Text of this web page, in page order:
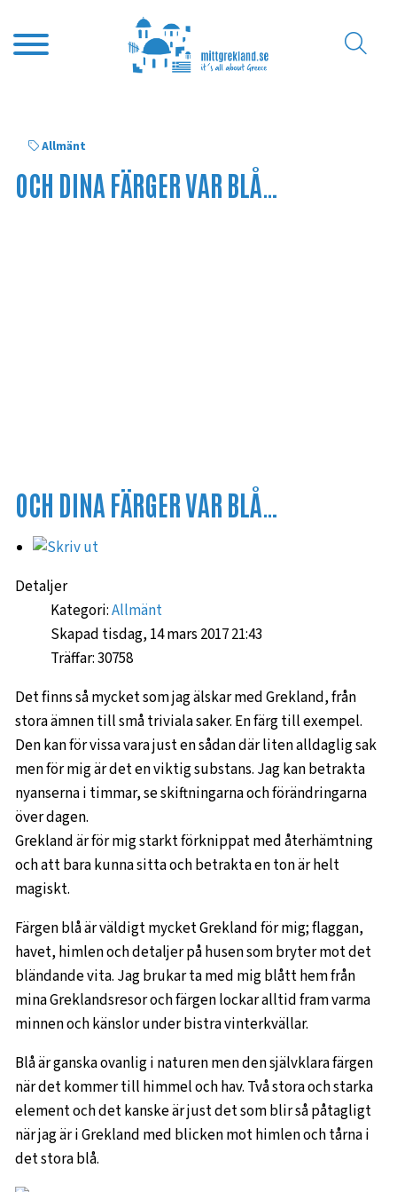
Allmänt
OCH DINA FÄRGER VAR BLÅ…
OCH DINA FÄRGER VAR BLÅ…
Detaljer
Kategori:Allmänt
Skapad tisdag, 14 mars 2017 21:43
Träffar: 30758
Det finns så mycket som jag älskar med Grekland, från
stora ämnen till små triviala saker. En färg till exempel.
Den kan för vissa vara just en sådan där liten alldaglig sak
men för mig är det en viktig substans. Jag kan betrakta
nyanserna i timmar, se skiftningarna och förändringarna
över dagen.
Grekland är för mig starkt förknippat med återhämtning
och att bara kunna sitta och betrakta en ton är helt
magiskt.
Färgen blå är väldigt mycket Grekland för mig; flaggan,
havet, himlen och detaljer på husen som bryter mot det
bländande vita. Jag brukar ta med mig blått hem från
mina Greklandsresor och färgen lockar alltid fram varma
minnen och känslor under bistra vinterkvällar.
Blå är ganska ovanlig i naturen men den självklara färgen
när det kommer till himmel och hav. Två stora och starka
element och det kanske är just det som blir så påtagligt
när jag är i Grekland med blicken mot himlen och tårna i
det stora blå.